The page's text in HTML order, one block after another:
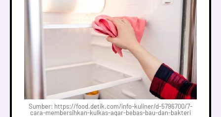
Sumber: https://food.detik.com/info-kuliner/d-5796700/7-
cara-membersihkan-kulkas-agar-bebas-bau-dan-bakteri